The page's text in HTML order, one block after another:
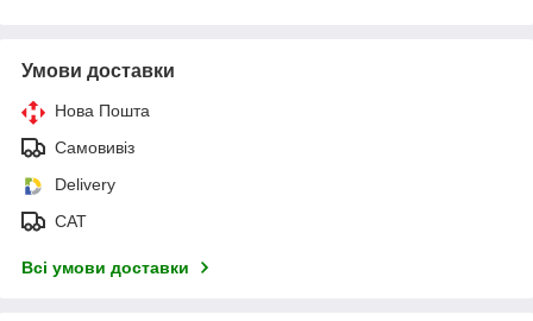
Умови доставки
Нова Пошта
Самовивіз
Delivery
САТ
Всі умови доставки